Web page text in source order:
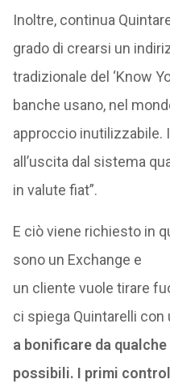
Inoltre, continua
grado di crearsi un
tradizionale del ‘Know
banche usano, nel
approccio inutilizzabile.
all’uscita dal sistema
in valute fiat”.
E ciò viene richiesto in
sono un Exchange e
un cliente vuole tirare
ci spiega Quintarelli con
a bonificare da
possibili. I primi